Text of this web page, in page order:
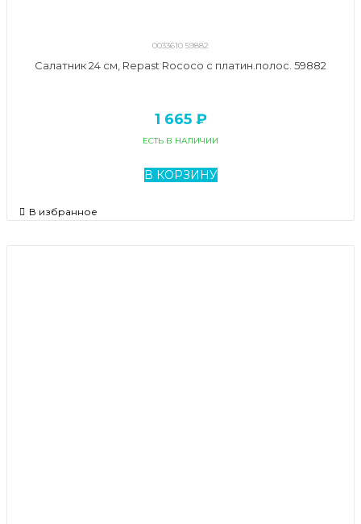
0033610 59882
Салатник 24 см, Repast Rococo с платин.полос. 59882
1 665 ₽
ЕСТЬ В НАЛИЧИИ
В КОРЗИНУ
В избранное